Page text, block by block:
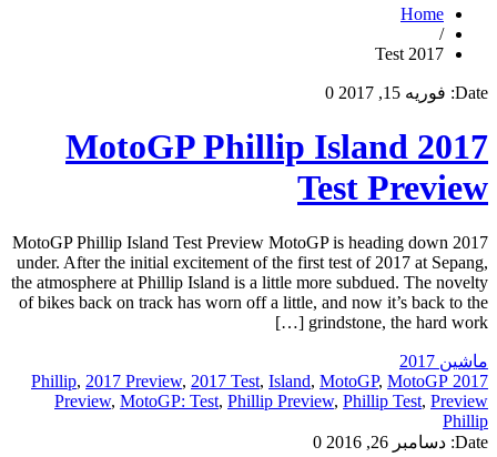
Home
/
2017 Test
Date: فوریه 15, 2017 0
2017 MotoGP Phillip Island
Test Preview
2017 MotoGP Phillip Island Test Preview MotoGP is heading down
under. After the initial excitement of the first test of 2017 at Sepang,
the atmosphere at Phillip Island is a little more subdued. The novelty
of bikes back on track has worn off a little, and now it’s back to the
grindstone, the hard work […]
ماشین 2017
2017 Phillip
, 2017 Preview, 2017 Test, Island, MotoGP, MotoGP
Preview, MotoGP: Test, Phillip Preview, Phillip Test, Preview
Phillip
Date: دسامبر 26, 2016 0